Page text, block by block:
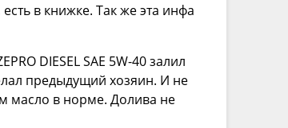
в книжке. Так же эта инфа
DIESEL SAE 5W-40 залил
предыдущий хозяин. И не
масло в норме. Долива не